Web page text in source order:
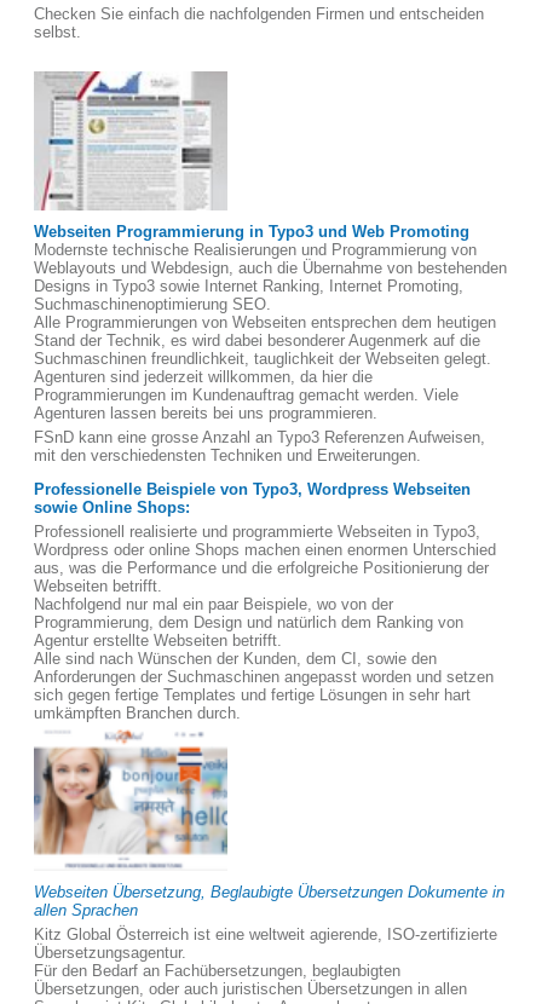
Checken Sie einfach die nachfolgenden Firmen und entscheiden
selbst.
Webseiten Programmierung in Typo3 und Web Promoting
Modernste technische Realisierungen und Programmierung von
Weblayouts und Webdesign, auch die Übernahme von bestehenden
Designs in Typo3 sowie Internet Ranking, Internet Promoting,
Suchmaschinenoptimierung SEO.
Alle Programmierungen von Webseiten entsprechen dem heutigen
Stand der Technik, es wird dabei besonderer Augenmerk auf die
Suchmaschinen freundlichkeit, tauglichkeit der Webseiten gelegt.
Agenturen sind jederzeit willkommen, da hier die
Programmierungen im Kundenauftrag gemacht werden. Viele
Agenturen lassen bereits bei uns programmieren.
FSnD kann eine grosse Anzahl an Typo3 Referenzen Aufweisen,
mit den verschiedensten Techniken und Erweiterungen.
Professionelle Beispiele von Typo3, Wordpress Webseiten
sowie Online Shops:
Professionell realisierte und programmierte Webseiten in Typo3,
Wordpress oder online Shops machen einen enormen Unterschied
aus, was die Performance und die erfolgreiche Positionierung der
Webseiten betrifft.
Nachfolgend nur mal ein paar Beispiele, wo von der
Programmierung, dem Design und natürlich dem Ranking von
Agentur erstellte Webseiten betrifft.
Alle sind nach Wünschen der Kunden, dem CI, sowie den
Anforderungen der Suchmaschinen angepasst worden und setzen
sich gegen fertige Templates und fertige Lösungen in sehr hart
umkämpften Branchen durch.
Webseiten Übersetzung, Beglaubigte Übersetzungen Dokumente in
allen Sprachen
Kitz Global Österreich ist eine weltweit agierende, ISO-zertifizierte
Übersetzungsagentur.
Für den Bedarf an Fachübersetzungen, beglaubigten
Übersetzungen, oder auch juristischen Übersetzungen in allen